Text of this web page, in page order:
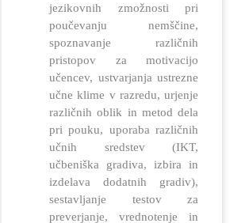
jezikovnih zmožnosti pri
poučevanju nemščine,
spoznavanje različnih
pristopov za motivacijo
učencev, ustvarjanja ustrezne
učne klime v razredu, urjenje
različnih oblik in metod dela
pri pouku, uporaba različnih
učnih sredstev (IKT,
učbeniška gradiva, izbira in
izdelava dodatnih gradiv),
sestavljanje testov za
preverjanje, vrednotenje in